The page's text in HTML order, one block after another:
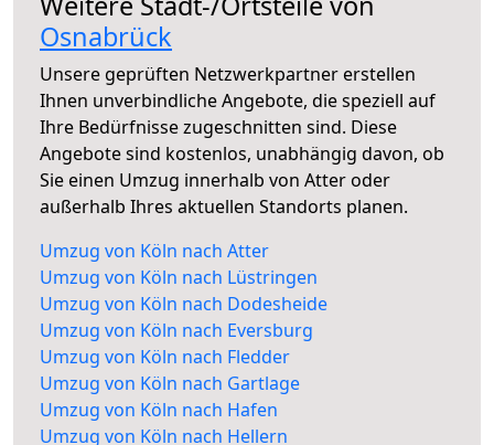
Osnabrück
Unsere geprüften Netzwerkpartner erstellen
Ihnen unverbindliche Angebote, die speziell auf
Ihre Bedürfnisse zugeschnitten sind. Diese
Angebote sind kostenlos, unabhängig davon, ob
Sie einen Umzug innerhalb von Atter oder
außerhalb Ihres aktuellen Standorts planen.
Umzug von Köln nach Atter
Umzug von Köln nach Lüstringen
Umzug von Köln nach Dodesheide
Umzug von Köln nach Eversburg
Umzug von Köln nach Fledder
Umzug von Köln nach Gartlage
Umzug von Köln nach Hafen
Umzug von Köln nach Hellern